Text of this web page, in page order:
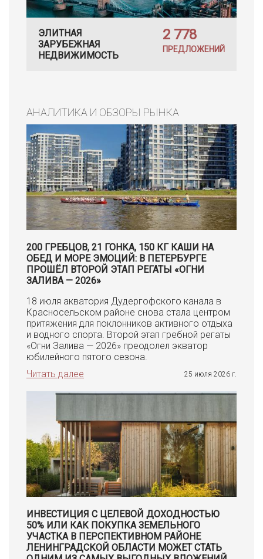
ЭЛИТНАЯ
ЗАРУБЕЖНАЯ
НЕДВИЖИМОСТЬ
2 778
ПРЕДЛОЖЕНИЙ
АНАЛИТИКА И ОБЗОРЫ РЫНКА
200 ГРЕБЦОВ, 21 ГОНКА, 150 КГ КАШИ НА
ОБЕД И МОРЕ ЭМОЦИЙ: В ПЕТЕРБУРГЕ
ПРОШЁЛ ВТОРОЙ ЭТАП РЕГАТЫ «ОГНИ
ЗАЛИВА — 2026»
18 июля акватория Дудергофского канала в
Красносельском районе снова стала центром
притяжения для поклонников активного отдыха
и водного спорта. Второй этап гребной регаты
«Огни Залива — 2026» преодолел экватор
юбилейного пятого сезона.
Читать далее
25 июля 2026 г.
ИНВЕСТИЦИЯ С ЦЕЛЕВОЙ ДОХОДНОСТЬЮ
50% ИЛИ КАК ПОКУПКА ЗЕМЕЛЬНОГО
УЧАСТКА В ПЕРСПЕКТИВНОМ РАЙОНЕ
ЛЕНИНГРАДСКОЙ ОБЛАСТИ МОЖЕТ СТАТЬ